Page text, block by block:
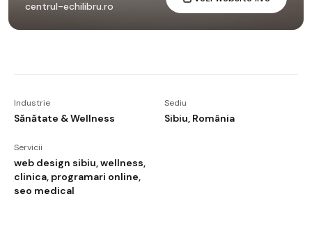
centrul-echilibru.ro
Industrie
Sănătate & Wellness
Sediu
Sibiu, România
Servicii
web design sibiu, wellness,
clinica, programari online,
seo medical